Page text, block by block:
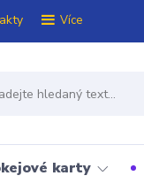
Více
karty